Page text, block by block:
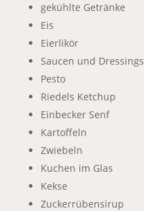
gekühlte Getränke
Eis
Eierlikör
Saucen und Dressings
Pesto
Riedels Ketchup
Einbecker Senf
Kartoffeln
Zwiebeln
Kuchen im Glas
Kekse
Zuckerrübensirup